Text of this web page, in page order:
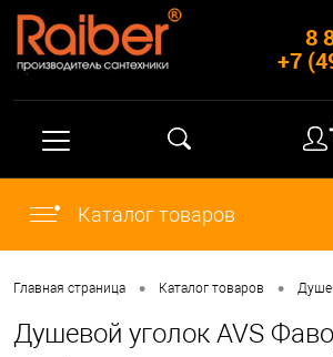
8
+7
Каталог товаров
Главная страница • Каталог товаров •
Душевой уголок AVS